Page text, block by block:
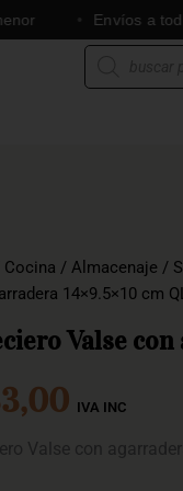
Envíos a todo el
Búsqueda
Cocina / Almacenaje /
14×9.5×10 cm
Valse
IVA INC